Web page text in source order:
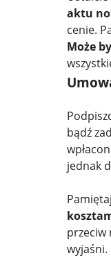
aktu
cenie.
Może
bądź
jednak
przeciw
wyjaśni.